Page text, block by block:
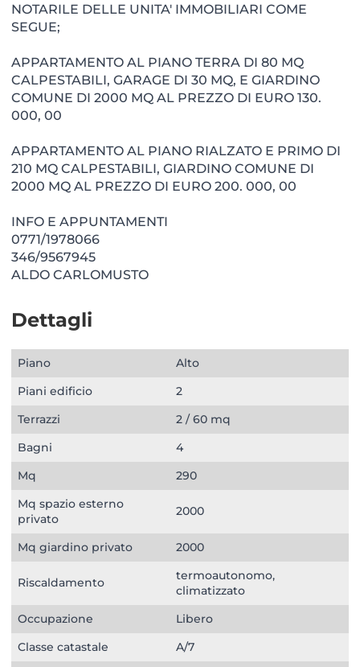
NOTARILE DELLE UNITA' IMMOBILIARI COME
SEGUE;
APPARTAMENTO AL PIANO TERRA DI 80 MQ
CALPESTABILI, GARAGE DI 30 MQ, E GIARDINO
COMUNE DI 2000 MQ AL PREZZO DI EURO 130.
000, 00
APPARTAMENTO AL PIANO RIALZATO E PRIMO DI
210 MQ CALPESTABILI, GIARDINO COMUNE DI
2000 MQ AL PREZZO DI EURO 200. 000, 00
INFO E APPUNTAMENTI
0771/1978066
346/9567945
ALDO CARLOMUSTO
Dettagli
Piano
Alto
Piani edificio
2
Terrazzi
2 / 60 mq
Bagni
4
Mq
290
Mq spazio esterno
privato
2000
Mq giardino privato 2000
Riscaldamento
termoautonomo,
climatizzato
Occupazione
Libero
Classe catastale
A/7